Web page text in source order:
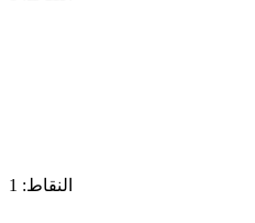
النقاط: 1